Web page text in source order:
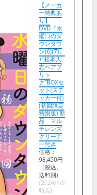
【メーカ
ー特典あ
り】
DVD『水
曜日のダ
ウンタウ
ン(6)(7)』
+“松本人
志ベアブ
リッ
ク”BOXセ
ット(ステ
ッカー付)
(初回限定
特別版) 新
品 マル
チレンズ
クリーナ
ー付き
価格：
98,450円
（税込、
送料別)
(2024/1/9
時点)